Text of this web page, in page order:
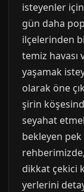
isteyenler
gün daha
ilçelerinden
temiz
yaşamak
olarak öne
şirin
seyahat
bekleyen
dikkat çekici
yerlerini